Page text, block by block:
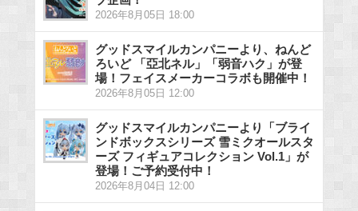
2026年8月05日 18:00
グッドスマイルカンパニーより、ねんど
ろいど 「亞北ネル」「弱音ハク」が登
場！フェイスメーカーコラボも開催中！
2026年8月05日 12:00
グッドスマイルカンパニーより「ブライ
ンドボックスシリーズ 雪ミクオールスタ
ーズ フィギュアコレクション Vol.1」が
登場！ご予約受付中！
2026年8月04日 12:00